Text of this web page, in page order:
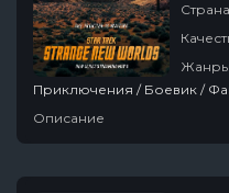
Приключения / Боевик /
Описание